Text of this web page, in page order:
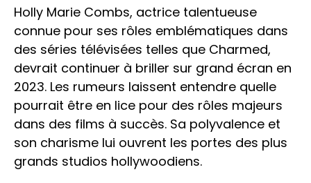
Holly Marie Combs, actrice talentueuse
connue pour ses rôles emblématiques dans
des séries télévisées telles que Charmed,
devrait continuer à briller sur grand écran en
2023. Les rumeurs laissent entendre quelle
pourrait être en lice pour des rôles majeurs
dans des films à succès. Sa polyvalence et
son charisme lui ouvrent les portes des plus
grands studios hollywoodiens.